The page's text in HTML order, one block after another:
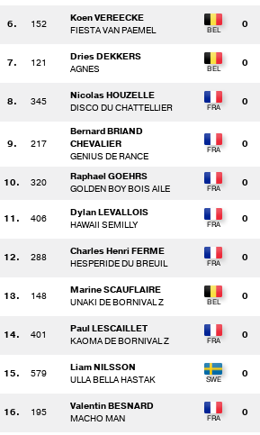
6. 152
Koen VEREECKE
FIESTA VAN PAEMEL
0
7. 121
Dries DEKKERS
AGNES
0
8. 345
Nicolas HOUZELLE
DISCO DU CHATTELLIER
0
9. 217
Bernard BRIAND
CHEVALIER
GENIUS DE RANCE
0
10. 320
Raphael GOEHRS
GOLDEN BOY BOIS AILE
0
11. 406
Dylan LEVALLOIS
HAWAII SEMILLY
0
12. 288
Charles Henri FERME
HESPERIDE DU BREUIL
0
13. 148
Marine SCAUFLAIRE
UNAKI DE BORNIVAL Z
0
14. 401
Paul LESCAILLET
KAOMA DE BORNIVAL Z
0
15. 579
Liam NILSSON
ULLA BELLA HASTAK
0
16. 195
Valentin BESNARD
MACHO MAN
0